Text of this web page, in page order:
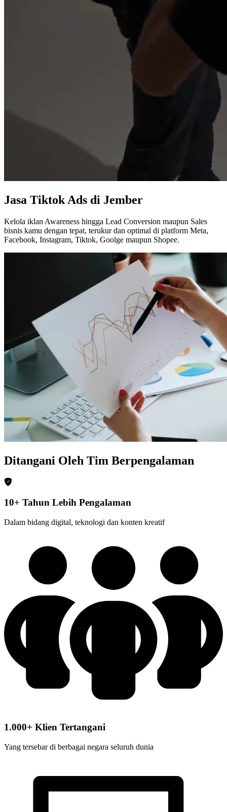
Jasa Tiktok Ads di Jember
Kelola iklan Awareness hingga Lead Conversion maupun Sales
bisnis kamu dengan tepat, terukur dan optimal di platform Meta,
Facebook, Instagram, Tiktok, Goolge maupun Shopee.
Ditangani Oleh Tim Berpengalaman
10+ Tahun Lebih Pengalaman
Dalam bidang digital, teknologi dan konten kreatif
1.000+ Klien Tertangani
Yang tersebar di berbagai negara seluruh dunia